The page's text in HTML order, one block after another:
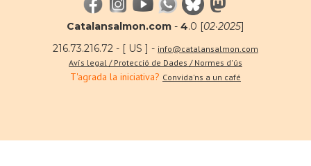
Catalansalmon.com - 4.0 [02·2025]
216.73.216.72 - [ US ] - info@catalansalmon.com
Avís legal / Protecció de Dades / Normes d'ús
T'agrada la iniciativa? Convida'ns a un café